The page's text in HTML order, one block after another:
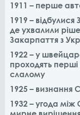
1911 – перше
1919 –
де ухвалили
Закарпаття з
1922 – у
проходять перші
слалому
1925 – визнання
1932 – угода між